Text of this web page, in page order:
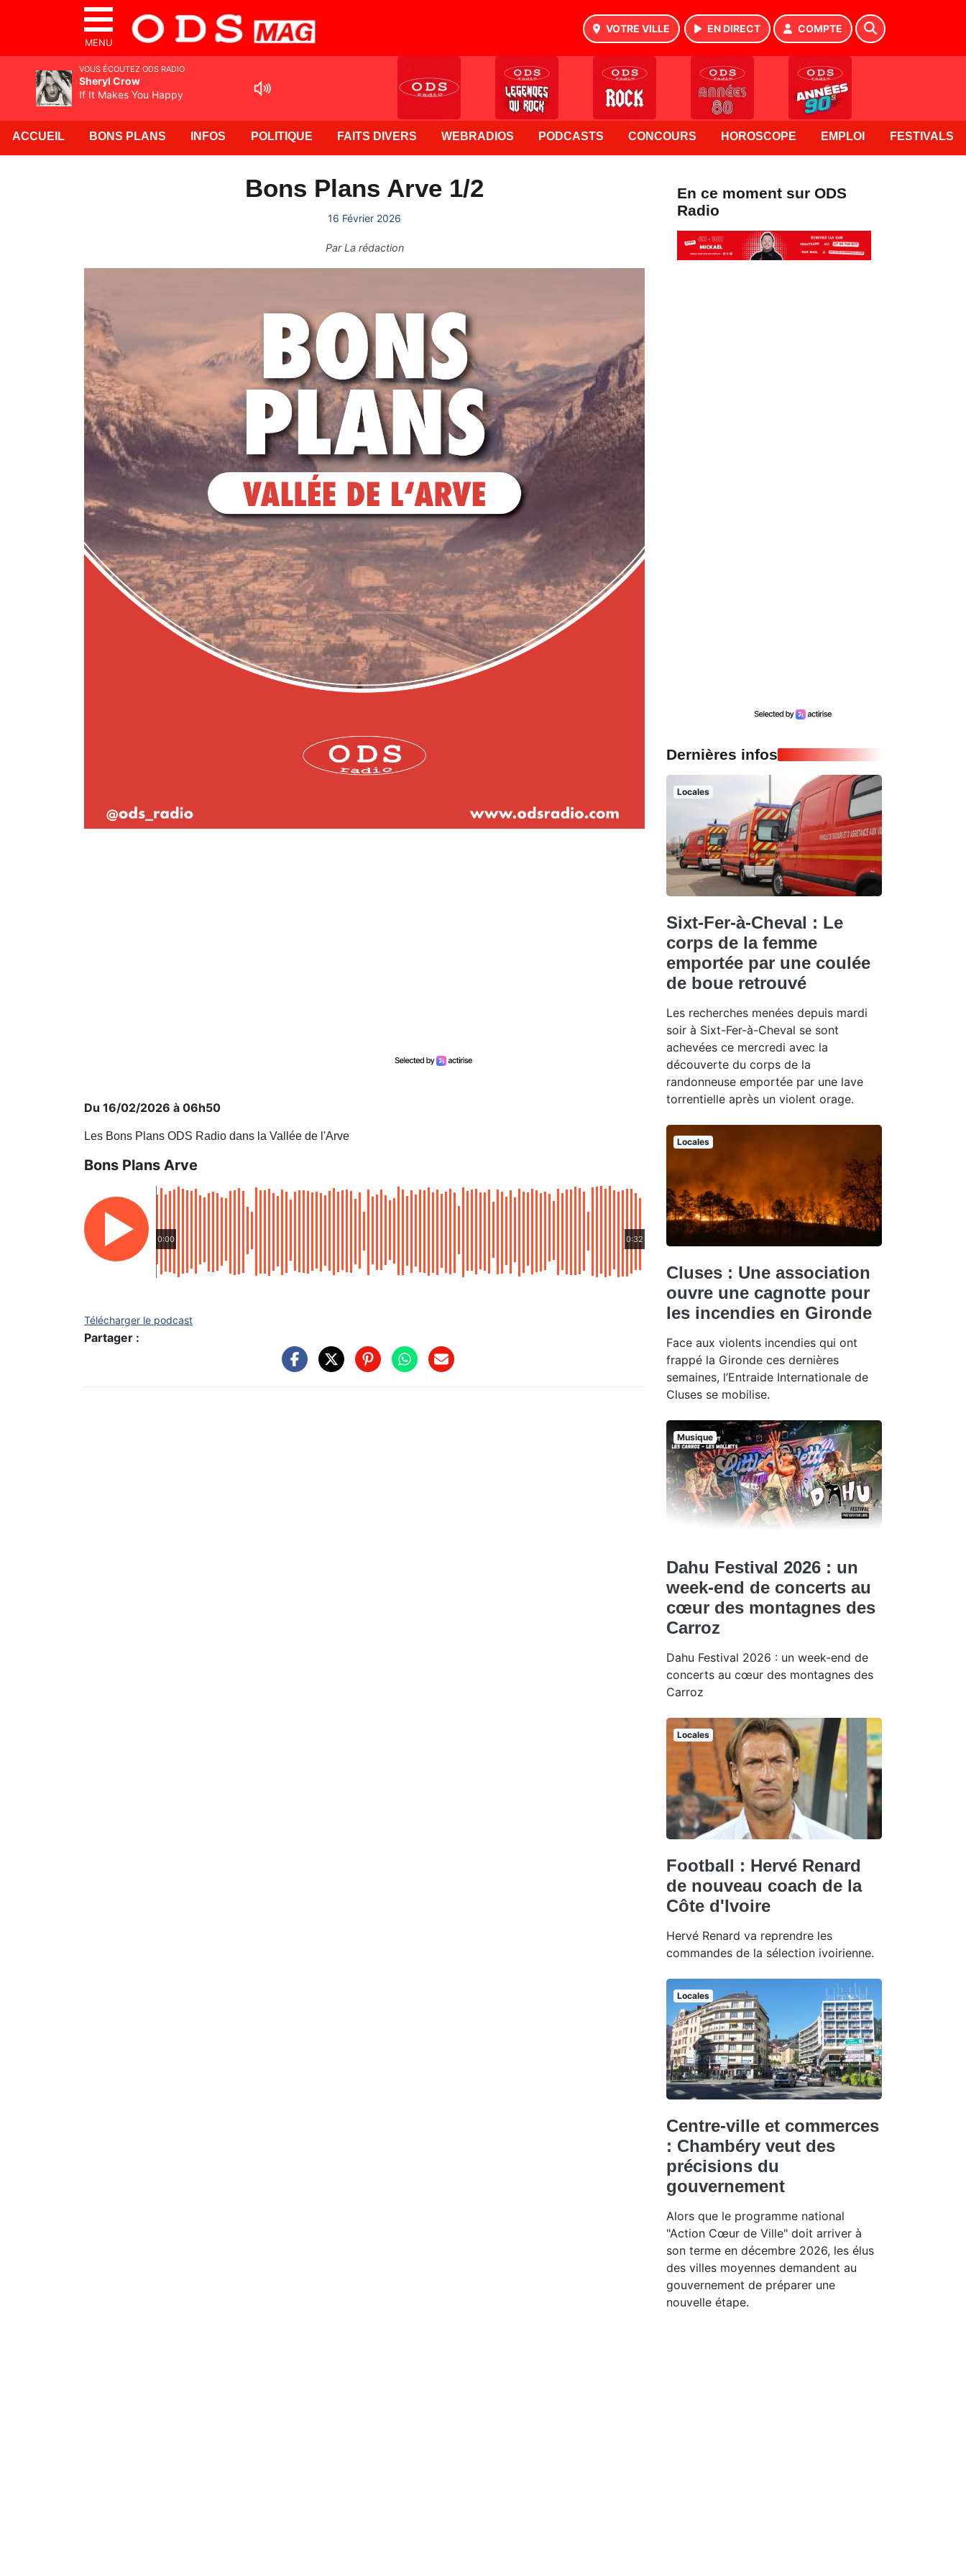
MENU
VOTRE VILLE EN DIRECT COMPTE
ACCUEIL BONS PLANS INFOS POLITIQUE FAITS DIVERS WEBRADIOS PODCASTS CONCOURS HOROSCOPE EMPLOI FESTIVALS
Bons Plans Arve 1/2
16 Février 2026
ParLa rédaction
Du 16/02/2026 à 06h50
Les Bons Plans ODS Radio dans la Vallée de l'Arve
Bons Plans Arve
0:00 0:32
Télécharger le podcast
Partager :
En ce moment sur ODS
Radio
Dernières infos
Locales
Sixt-Fer-à-Cheval : Le
corps de la femme
emportée par une coulée
de boue retrouvé
Les recherches menées depuis mardi
soir à Sixt-Fer-à-Cheval se sont
achevées ce mercredi avec la
découverte du corps de la
randonneuse emportée par une lave
torrentielle après un violent orage.
Locales
Cluses : Une association
ouvre une cagnotte pour
les incendies en Gironde
Face aux violents incendies qui ont
frappé la Gironde ces dernières
semaines, l’Entraide Internationale de
Cluses se mobilise.
Musique
Dahu Festival 2026 : un
week-end de concerts au
cœur des montagnes des
Carroz
Dahu Festival 2026 : un week-end de
concerts au cœur des montagnes des
Carroz
Locales
Football : Hervé Renard
de nouveau coach de la
Côte d'Ivoire
Hervé Renard va reprendre les
commandes de la sélection ivoirienne.
Locales
Centre-ville et commerces
: Chambéry veut des
précisions du
gouvernement
Alors que le programme national
"Action Cœur de Ville" doit arriver à
son terme en décembre 2026, les élus
des villes moyennes demandent au
gouvernement de préparer une
nouvelle étape.
VOUS ÉCOUTEZ ODS RADIO
Sheryl Crow
If It Makes You Happy